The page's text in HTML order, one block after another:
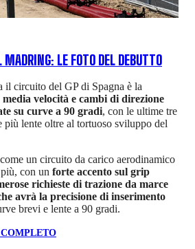
MADRING: LE FOTO DEL DEBUTTO
il circuito del GP di Spagna è la
media velocità e cambi di direzione
su curve a 90 gradi, con le ultime tre
più lente oltre al tortuoso sviluppo del
un circuito da carico aerodinamico
con un forte accento sul grip
richieste di trazione da marce
avrà la precisione di inserimento
brevi e lente a 90 gradi.